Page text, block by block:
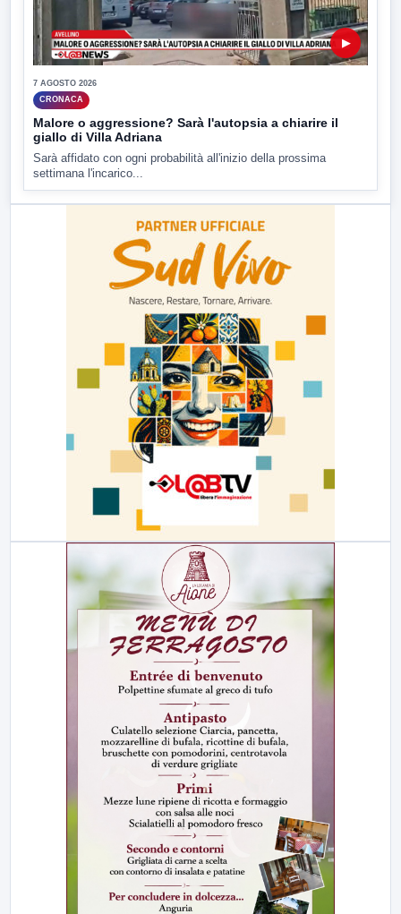
▶
7 AGOSTO 2026
CRONACA
Malore o aggressione? Sarà l'autopsia a chiarire il
giallo di Villa Adriana
Sarà affidato con ogni probabilità all'inizio della prossima
settimana l'incarico...